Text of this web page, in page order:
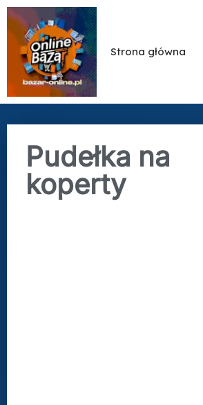
Strona główna
Pudełka na
koperty